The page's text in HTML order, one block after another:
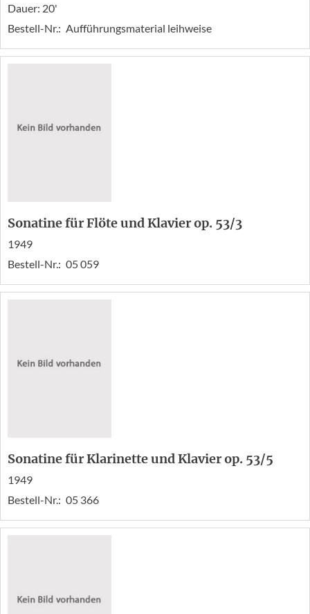
Dauer: 20'
Bestell-Nr.: Aufführungsmaterial leihweise
Sonatine für Flöte und Klavier op. 53/3
1949
Bestell-Nr.: 05 059
Sonatine für Klarinette und Klavier op. 53/5
1949
Bestell-Nr.: 05 366